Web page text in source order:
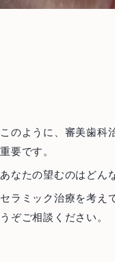
このように、審美歯科
重要です。
あなたの望むのはどん
セラミック治療を考え
うぞご相談ください。